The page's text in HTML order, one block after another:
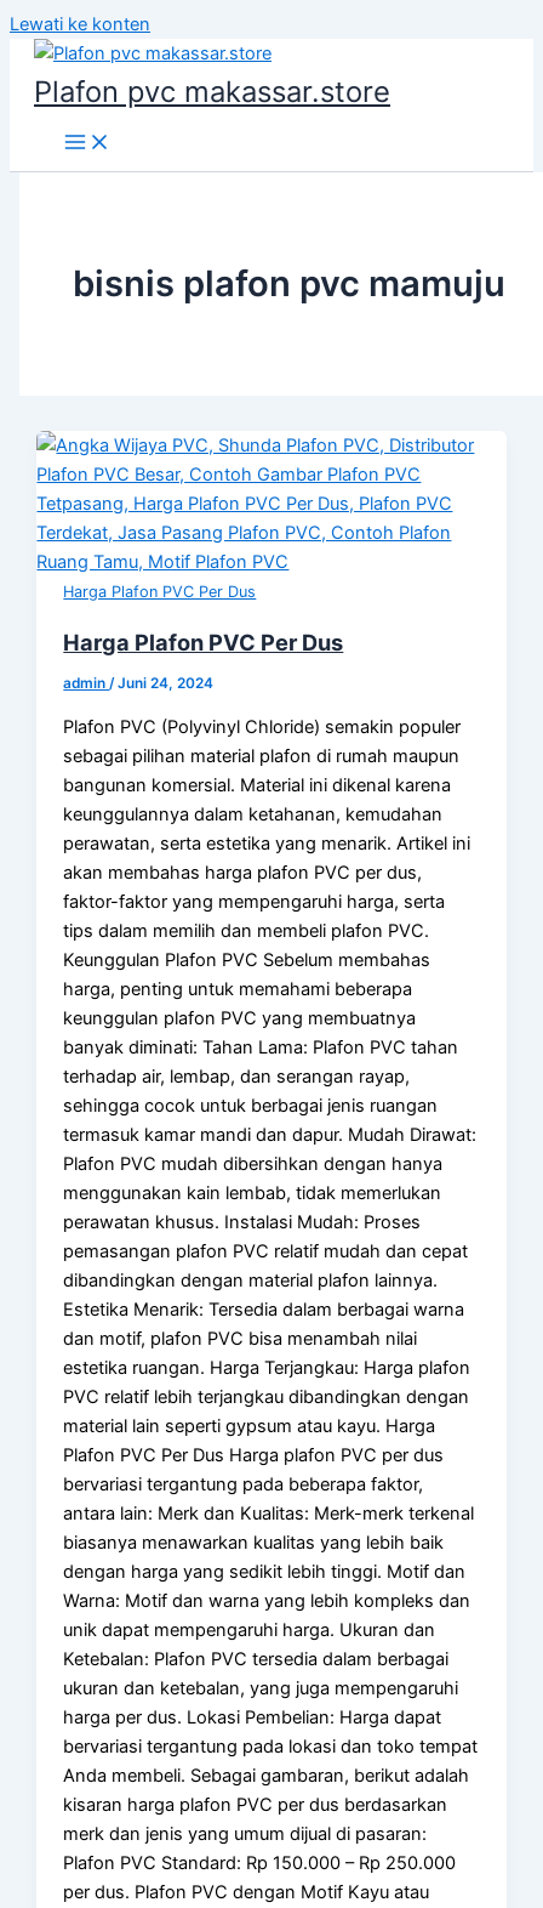
Lewati ke konten
Plafon pvc makassar.store
bisnis plafon pvc mamuju
Harga Plafon PVC Per Dus
Harga Plafon PVC Per Dus
admin/Juni 24, 2024
Plafon PVC (Polyvinyl Chloride) semakin populer
sebagai pilihan material plafon di rumah maupun
bangunan komersial. Material ini dikenal karena
keunggulannya dalam ketahanan, kemudahan
perawatan, serta estetika yang menarik. Artikel ini
akan membahas harga plafon PVC per dus,
faktor-faktor yang mempengaruhi harga, serta
tips dalam memilih dan membeli plafon PVC.
Keunggulan Plafon PVC Sebelum membahas
harga, penting untuk memahami beberapa
keunggulan plafon PVC yang membuatnya
banyak diminati: Tahan Lama: Plafon PVC tahan
terhadap air, lembap, dan serangan rayap,
sehingga cocok untuk berbagai jenis ruangan
termasuk kamar mandi dan dapur. Mudah Dirawat:
Plafon PVC mudah dibersihkan dengan hanya
menggunakan kain lembab, tidak memerlukan
perawatan khusus. Instalasi Mudah: Proses
pemasangan plafon PVC relatif mudah dan cepat
dibandingkan dengan material plafon lainnya.
Estetika Menarik: Tersedia dalam berbagai warna
dan motif, plafon PVC bisa menambah nilai
estetika ruangan. Harga Terjangkau: Harga plafon
PVC relatif lebih terjangkau dibandingkan dengan
material lain seperti gypsum atau kayu. Harga
Plafon PVC Per Dus Harga plafon PVC per dus
bervariasi tergantung pada beberapa faktor,
antara lain: Merk dan Kualitas: Merk-merk terkenal
biasanya menawarkan kualitas yang lebih baik
dengan harga yang sedikit lebih tinggi. Motif dan
Warna: Motif dan warna yang lebih kompleks dan
unik dapat mempengaruhi harga. Ukuran dan
Ketebalan: Plafon PVC tersedia dalam berbagai
ukuran dan ketebalan, yang juga mempengaruhi
harga per dus. Lokasi Pembelian: Harga dapat
bervariasi tergantung pada lokasi dan toko tempat
Anda membeli. Sebagai gambaran, berikut adalah
kisaran harga plafon PVC per dus berdasarkan
merk dan jenis yang umum dijual di pasaran:
Plafon PVC Standard: Rp 150.000 – Rp 250.000
per dus. Plafon PVC dengan Motif Kayu atau